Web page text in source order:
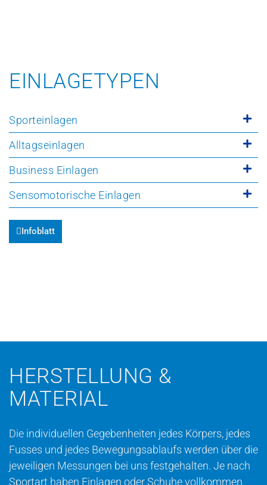
EINLAGETYPEN
Sporteinlagen
Alltagseinlagen
Business Einlagen
Sensomotorische Einlagen
Infoblatt
HERSTELLUNG &
MATERIAL
Die individuellen Gegebenheiten jedes Körpers, jedes
Fusses und jedes Bewegungsablaufs werden über die
jeweiligen Messungen bei uns festgehalten. Je nach
Sportart haben Einlagen oder Schuhe vollkommen